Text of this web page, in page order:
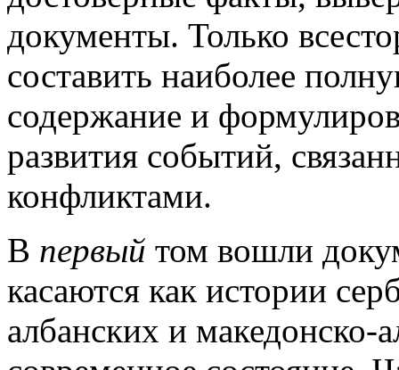
документы. Только
составить наиболее
содержание и
развития событий,
конфликтами.
В первый том вошли
касаются как истории
албанских и